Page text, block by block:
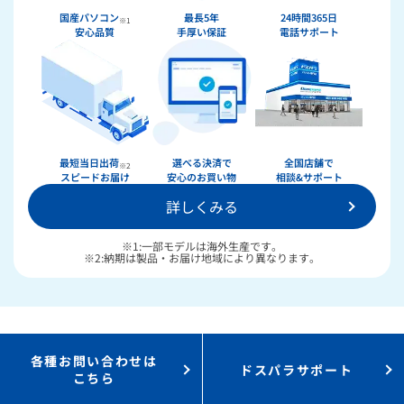
ドスパラ
36回まで無料！
新品のパーツ・周辺機器送料無料！
月額会員ならPC＋主要パーツ物損保証！
購入時のPC下取り3,000円値引き！
国産パソコン※1
安心品質
最長5年
手厚い保証
24時間365日
電話サポート
最短当日出荷※2
スピードお届け
選べる決済で
安心のお買い物
全国店舗で
相談&サポート
詳しくみる
※1:一部モデルは海外生産です。
※2:納期は製品・お届け地域により異なります。
各種お問い合わせは
こちら
ドスパラサポート